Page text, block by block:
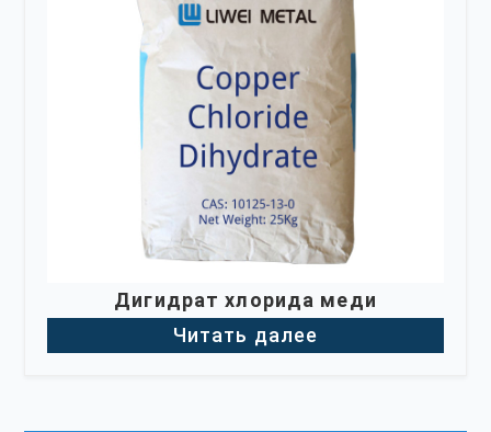
Дигидрат хлорида меди
Читать далее